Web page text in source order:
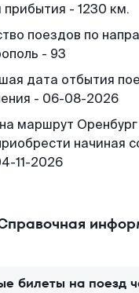
прибытия - 1230 км.
поездов по
- 93
дата отбытия
- 06-08-2026
маршрут
начиная
11-2026
билеты на поезд